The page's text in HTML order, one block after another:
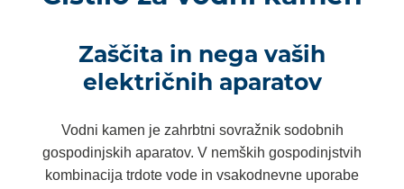
Zaščita in nega vaših
električnih aparatov
Vodni kamen je zahrbtni sovražnik sodobnih
gospodinjskih aparatov. V nemških gospodinjstvih
kombinacija trdote vode in vsakodnevne uporabe